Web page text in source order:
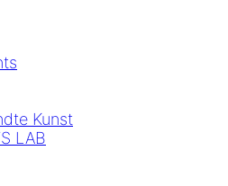
Kunst
LAB